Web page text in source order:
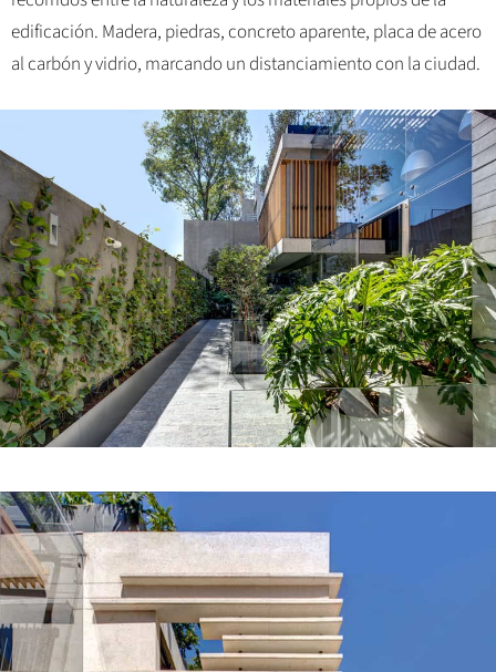
edificación. Madera, piedras, concreto aparente, placa de acero
al carbón y vidrio, marcando un distanciamiento con la ciudad.